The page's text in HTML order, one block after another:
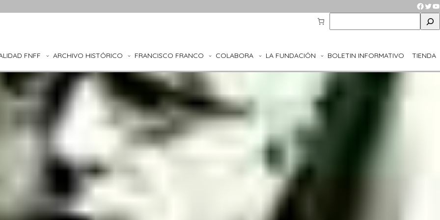
e
r
h
FNFF ARCHIVO HISTÓRICO FRANCISCO FRANCO COLABORA LA FUNDACIÓN BOLETIN INFORMATIVO TIENDA